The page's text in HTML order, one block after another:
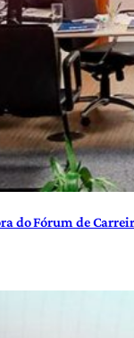
do Fórum de